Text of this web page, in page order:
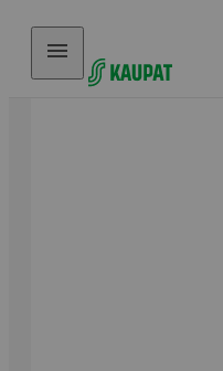
Hyppää sisältöön